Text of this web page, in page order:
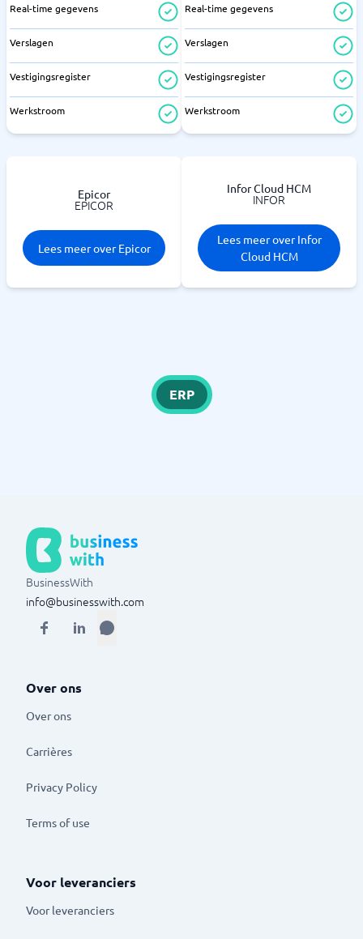
Real-time gegevens
Verslagen
Vestigingsregister
Werkstroom
Real-time gegevens
Verslagen
Vestigingsregister
Werkstroom
Epicor
EPICOR
Lees meer over Epicor
Infor Cloud HCM
INFOR
Lees meer over Infor
Cloud HCM
ERP
BusinessWith
info@businesswith.com
Over ons
Over ons
Carrières
Privacy Policy
Terms of use
Voor leveranciers
Voor leveranciers